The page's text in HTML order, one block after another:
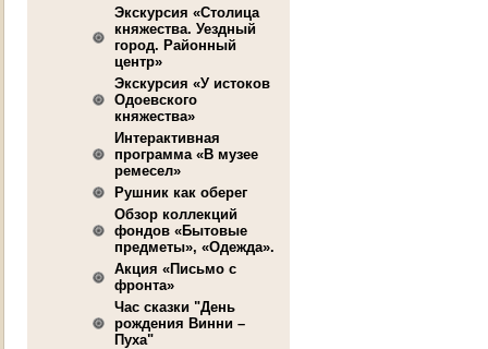
Экскурсия «Столица
княжества. Уездный
город. Районный
центр»
Экскурсия «У истоков
Одоевского
княжества»
Интерактивная
программа «В музее
ремесел»
Рушник как оберег
Обзор коллекций
фондов «Бытовые
предметы», «Одежда».
Акция «Письмо с
фронта»
Час сказки "День
рождения Винни –
Пуха"